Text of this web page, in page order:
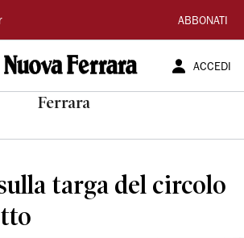
ABBONATI
ACCEDI
Ferrara
targa del circolo